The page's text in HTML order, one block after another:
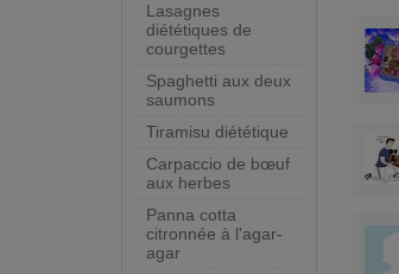
Lasagnes
diététiques de
courgettes
Spaghetti aux deux
saumons
Tiramisu diététique
Carpaccio de bœuf
aux herbes
Panna cotta
citronnée à l'agar-
agar